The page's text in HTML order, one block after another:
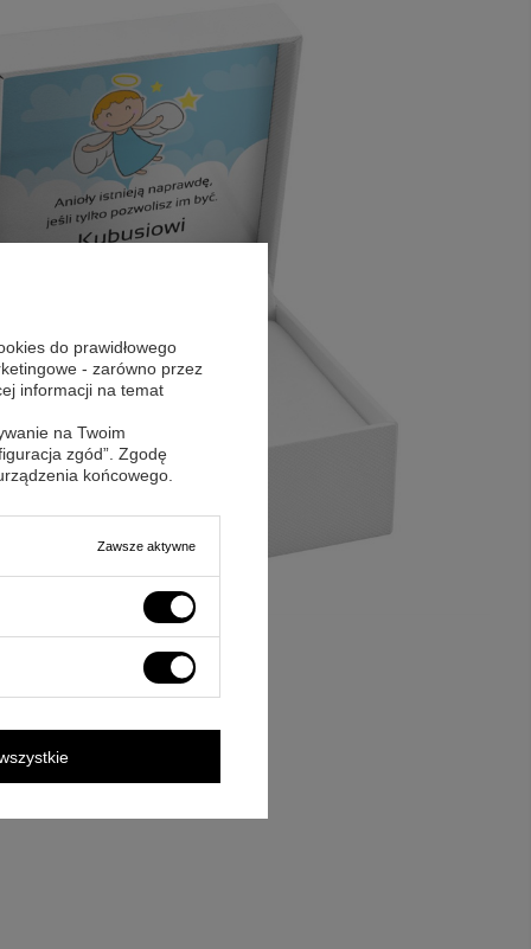
do prawidłowego
- zarówno przez
informacji na temat
na Twoim
zgód”. Zgodę
końcowego.
Zawsze aktywne